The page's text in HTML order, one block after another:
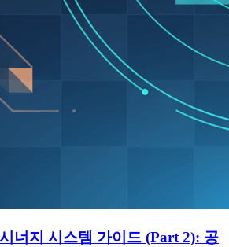
너지 시스템 가이드 (Part 2): 공